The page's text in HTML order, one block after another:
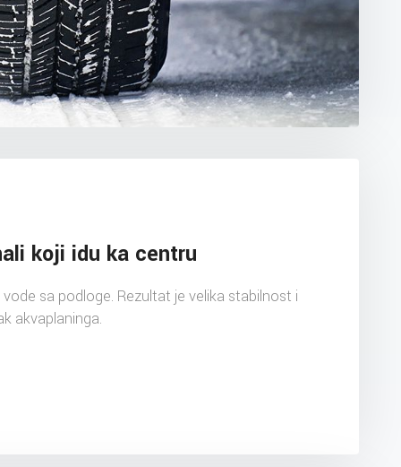
koji idu ka centru
sa podloge. Rezultat je velika stabilnost i
akvaplaninga.